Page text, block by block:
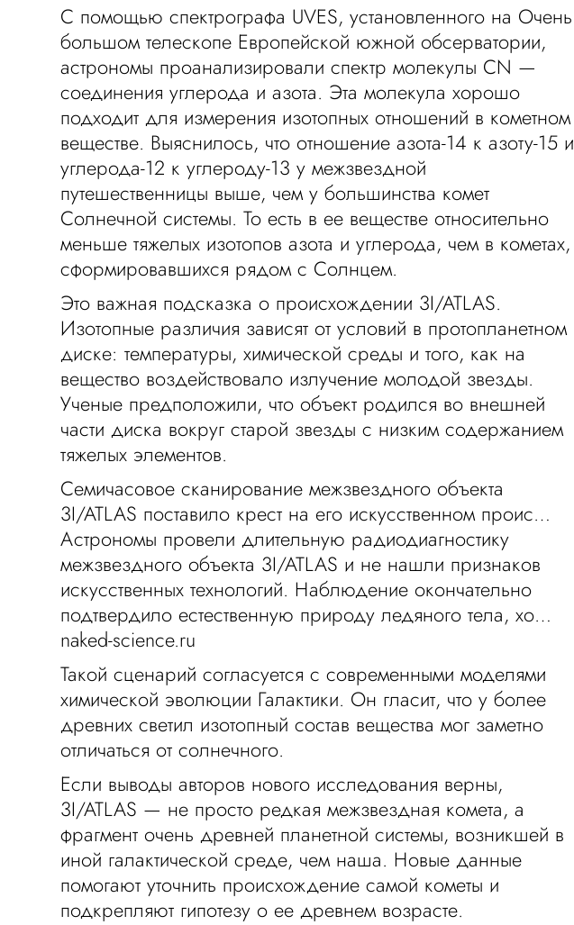
С помощью спектрографа UVES, установленного на Очень
большом телескопе Европейской южной обсерватории,
астрономы проанализировали спектр молекулы CN —
соединения углерода и азота. Эта молекула хорошо
подходит для измерения изотопных отношений в кометном
веществе. Выяснилось, что отношение азота-14 к азоту-15 и
углерода-12 к углероду-13 у межзвездной
путешественницы выше, чем у большинства комет
Солнечной системы. То есть в ее веществе относительно
меньше тяжелых изотопов азота и углерода, чем в кометах,
сформировавшихся рядом с Солнцем.
Это важная подсказка о происхождении 3I/ATLAS.
Изотопные различия зависят от условий в протопланетном
диске: температуры, химической среды и того, как на
вещество воздействовало излучение молодой звезды.
Ученые предположили, что объект родился во внешней
части диска вокруг старой звезды с низким содержанием
тяжелых элементов.
Семичасовое сканирование межзвездного объекта
3I/ATLAS поставило крест на его искусственном проис…
Астрономы провели длительную радиодиагностику
межзвездного объекта 3I/ATLAS и не нашли признаков
искусственных технологий. Наблюдение окончательно
подтвердило естественную природу ледяного тела, хо…
naked-science.ru
Такой сценарий согласуется с современными моделями
химической эволюции Галактики. Он гласит, что у более
древних светил изотопный состав вещества мог заметно
отличаться от солнечного.
Если выводы авторов нового исследования верны,
3I/ATLAS — не просто редкая межзвездная комета, а
фрагмент очень древней планетной системы, возникшей в
иной галактической среде, чем наша. Новые данные
помогают уточнить происхождение самой кометы и
подкрепляют гипотезу о ее древнем возрасте.